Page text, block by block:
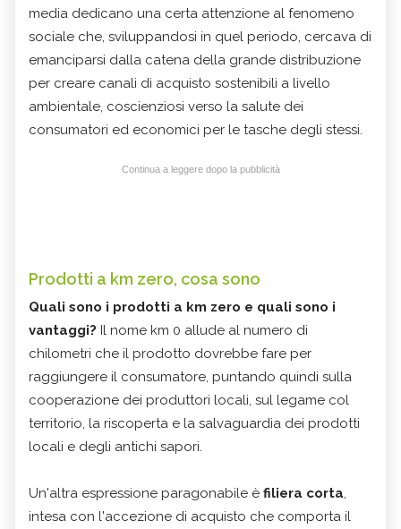
media dedicano una certa attenzione al fenomeno
sociale che, sviluppandosi in quel periodo, cercava di
emanciparsi dalla catena della grande distribuzione
per creare canali di acquisto sostenibili a livello
ambientale, coscienziosi verso la salute dei
consumatori ed economici per le tasche degli stessi.
Continua a leggere dopo la pubblicità
Prodotti a km zero, cosa sono
Quali sono i prodotti a km zero e quali sono i
vantaggi? Il nome km 0 allude al numero di
chilometri che il prodotto dovrebbe fare per
raggiungere il consumatore, puntando quindi sulla
cooperazione dei produttori locali, sul legame col
territorio, la riscoperta e la salvaguardia dei prodotti
locali e degli antichi sapori.
Un'altra espressione paragonabile è filiera corta,
intesa con l'accezione di acquisto che comporta il